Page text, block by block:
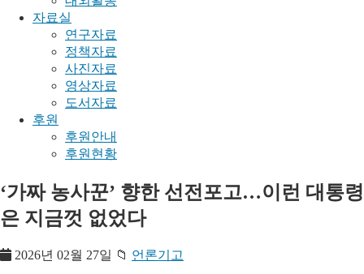
자료실
연구자료
정책자료
사진자료
영상자료
도서자료
후원
후원안내
후원현황
‘가짜 농사꾼’ 향한 선전포고…이런 대통령
은 지금껏 없었다
2026년 02월 27일 📁 언론기고